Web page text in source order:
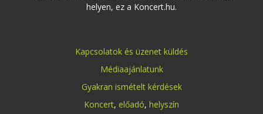
helyen, ez a Koncert.hu.
Kapcsolatok és üzenet küldés
Médiaajánlatunk
Gyakran ismételt kérdések
Koncert, előadó, helyszín